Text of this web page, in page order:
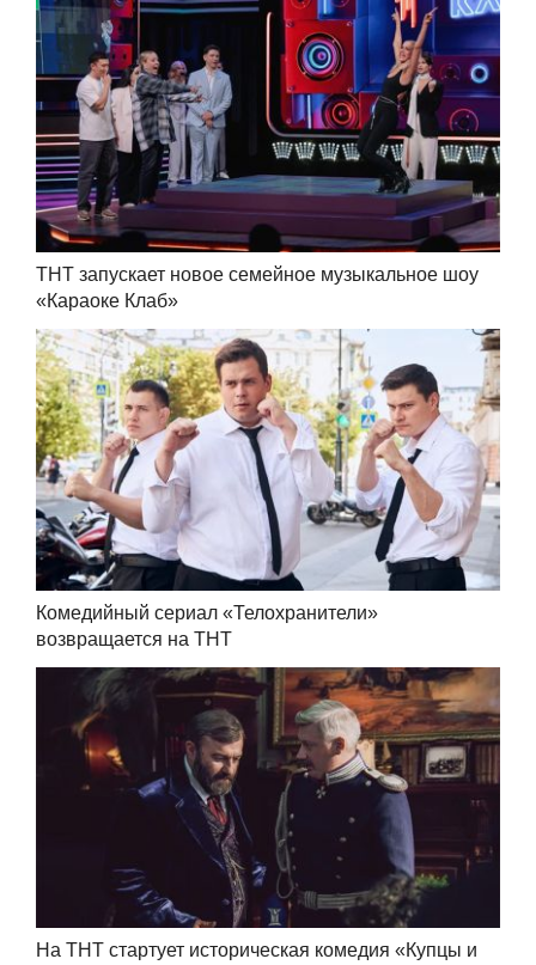
ТНТ запускает новое семейное музыкальное шоу
«Караоке Клаб»
Комедийный сериал «Телохранители»
возвращается на ТНТ
На ТНТ стартует историческая комедия «Купцы и